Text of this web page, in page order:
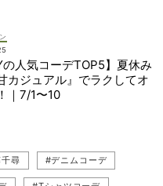
の人気コーデTOP5】夏休み
カジュアル』でラクしてオ
｜7/1〜10
尋 #デニムコーデ